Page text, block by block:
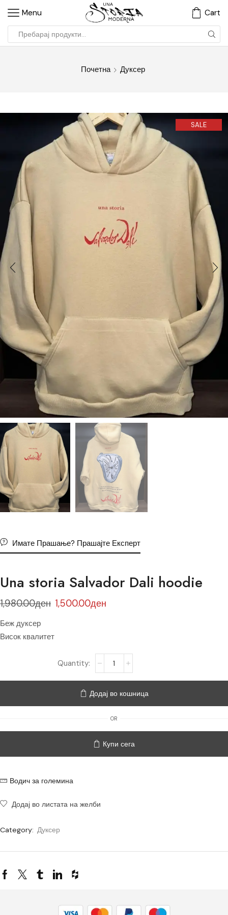
Menu Cart
Почетна Дуксер
SALE
Имате Прашање? Прашајте Експерт
Una storia Salvador Dali hoodie
1,980.00ден 1,500.00ден
Беж дуксер
Висок квалитет
Додај во кошница
OR
Купи сега
Водич за големина
Додај во листата на желби
Category: Дуксер